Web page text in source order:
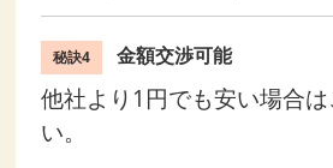
秘訣4 金額交渉可能
他社より1円でも安い場合
い。